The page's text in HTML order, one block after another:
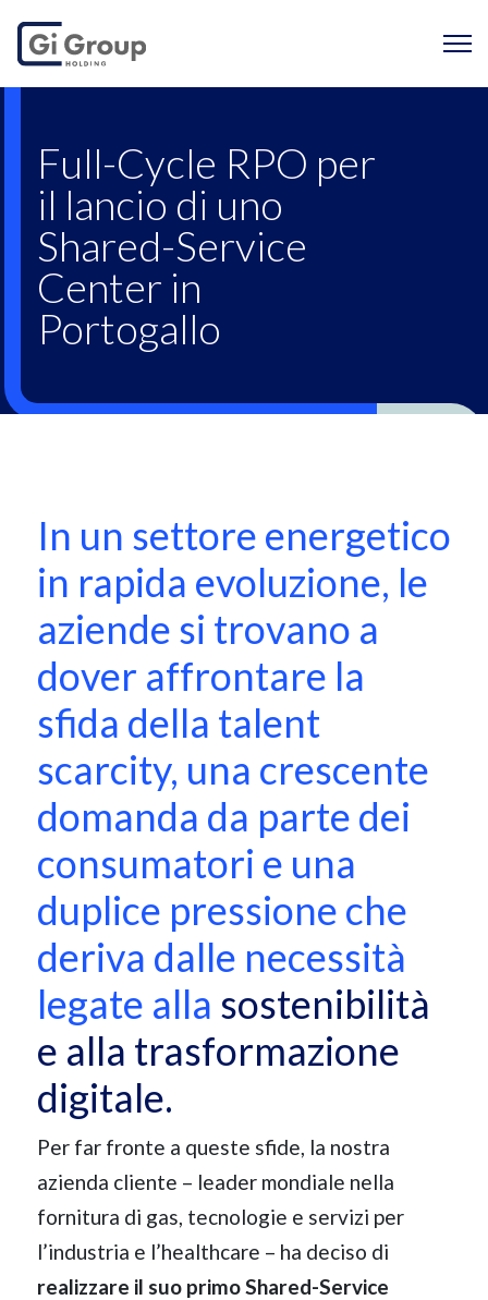
Full-Cycle RPO per
il lancio di uno
Shared-Service
Center in
Portogallo
In un settore energetico
in rapida evoluzione, le
aziende si trovano a
dover affrontare la
sfida della talent
scarcity, una crescente
domanda da parte dei
consumatori e una
duplice pressione che
deriva dalle necessità
legate alla sostenibilità
e alla trasformazione
digitale.
Per far fronte a queste sfide, la nostra
azienda cliente – leader mondiale nella
fornitura di gas, tecnologie e servizi per
l’industria e l’healthcare – ha deciso di
realizzare il suo primo Shared-Service